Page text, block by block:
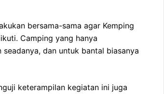
bersama-sama agar Kemping
Camping yang hanya
dan untuk bantal biasanya
keterampilan kegiatan ini juga